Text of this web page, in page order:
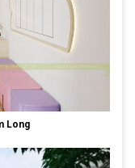
Long